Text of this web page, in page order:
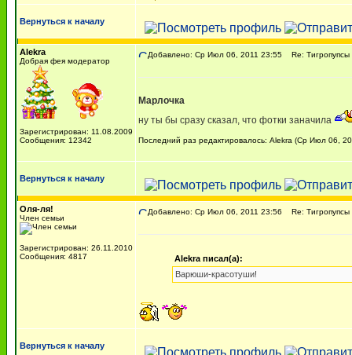
Вернуться к началу
Alekra
Добрая фея модератор
Зарегистрирован: 11.08.2009
Сообщения: 12342
Добавлено: Ср Июл 06, 2011 23:55 Re:
Марлочка
ну ты бы сразу сказал, что фотки заначила
Последний раз редактировалось: Alekra (Ср Июл 06,
Вернуться к началу
Оля-ля!
Член семьи
Зарегистрирован: 26.11.2010
Сообщения: 4817
Добавлено: Ср Июл 06, 2011 23:56 Re:
Alekra писал(а):
Варюши-красотуши!
Вернуться к началу